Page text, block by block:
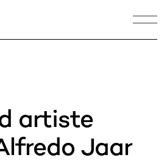
artiste
Jaar
40 57 00 00